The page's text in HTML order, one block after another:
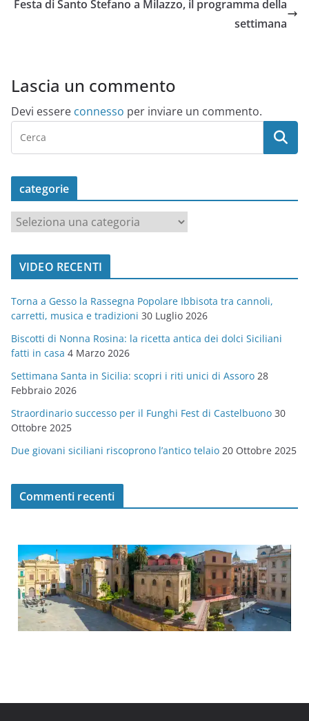
Festa di Santo Stefano a Milazzo, il programma della
settimana
Lascia un commento
Devi essere connesso per inviare un commento.
categorie
a
t
o
r
i
e
VIDEO RECENTI
Torna a Gesso la Rassegna Popolare Ibbisota tra cannoli,
carretti, musica e tradizioni 30 Luglio 2026
Biscotti di Nonna Rosina: la ricetta antica dei dolci Siciliani
fatti in casa 4 Marzo 2026
Settimana Santa in Sicilia: scopri i riti unici di Assoro 28
Febbraio 2026
Straordinario successo per il Funghi Fest di Castelbuono 30
Ottobre 2025
Due giovani siciliani riscoprono l’antico telaio 20 Ottobre 2025
Commenti recenti